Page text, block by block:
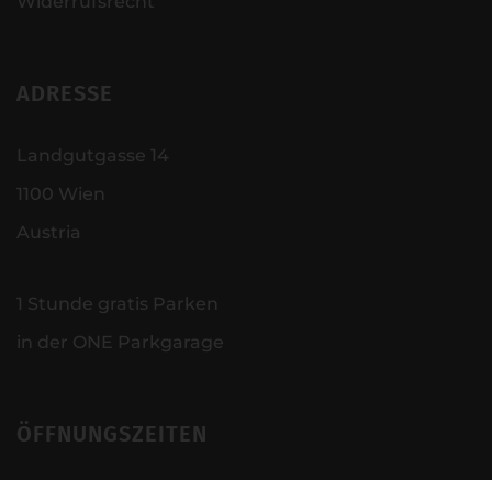
ADRESSE
Landgutgasse 14
1100 Wien
Austria
1 Stunde gratis Parken
in der ONE Parkgarage
ÖFFNUNGSZEITEN